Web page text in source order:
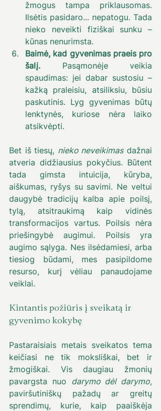
žmogus tampa priklausomas.
Ilsėtis pasidaro... nepatogu. Tada
nieko neveikti fiziškai sunku –
kūnas nenurimsta.
Baimė, kad gyvenimas praeis pro
šalį. Pasąmonėje veikia
spaudimas: jei dabar sustosiu –
kažką praleisiu, atsiliksiu, būsiu
paskutinis. Lyg gyvenimas būtų
lenktynės, kuriose nėra laiko
atsikvėpti.
Bet iš tiesų, nieko neveikimas dažnai
atveria didžiausius pokyčius. Būtent
tada gimsta intuicija, kūryba,
aiškumas, ryšys su savimi. Ne veltui
daugybė tradicijų kalba apie poilsį,
tylą, atsitraukimą
kaip
vidinės
transformacijos vartus.
Poilsis nėra
priešingybė augimui. Poilsis yra
augimo sąlyga. Nes ilsėdamiesi, arba
tiesiog būdami, mes pasipildome
resurso, kurį vėliau panaudojame
veiklai.
Kintantis požiūris į sveikatą ir
gyvenimo kokybę
Pastaraisiais metais sveikatos tema
keičiasi ne tik moksliškai, bet ir
žmogiškai. Vis daugiau žmonių
pavargsta nuo darymo dėl darymo,
paviršutiniškų pažadų ar greitų
sprendimų, kurie, kaip paaiškėja